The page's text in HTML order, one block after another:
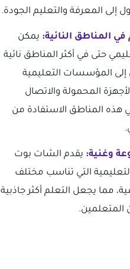
إلى المعرفة والتعليم الجودة.
في المناطق النائية: يمكن
حتى في أكثر المناطق نائية
المؤسسات التعليمية
المحمولة والاتصال
هذه المناطق الاستفادة من
وغنية: يقدم الشات بوت
التي تناسب مختلف
مما يجعل التعلم أكثر جاذبية